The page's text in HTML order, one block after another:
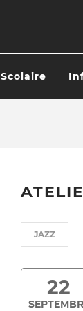
Scolaire
JAZZ
22